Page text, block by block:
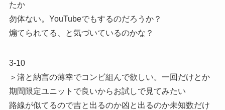
たか
勿体ない。YouTubeでもするのだろうか？
煽てられてる、と気づいているのかな？
3-10
＞渚と納言の薄幸でコンビ組んで欲しい。一回だけとか
期間限定ユニットで良いからお試しで見てみたい
路線が似てるので吉と出るのか凶と出るのか未知数だけ